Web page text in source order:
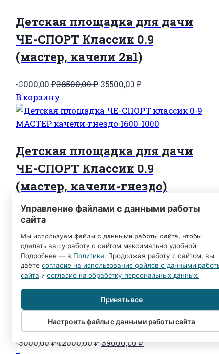
Детская площадка для дачи
ЧЕ-СПОРТ Классик 0.9
(мастер, качели 2в1)
-3000,00 ₽38500,00₽ Первоначальная
составляла
38500,00 ₽.
35500,00 ₽Текущая
35500,00 ₽.
В корзину
Детская площадка для дачи
ЧЕ-СПОРТ Классик 0.9
(мастер, качели-гнездо)
-7000,00₽59400,00₽Первоначальная
составляла
59400,00 ₽.
52400,00₽Текущая
52400,00 ₽.
Подробнее
Детская площадка для дачи
ЧЕ-СПОРТ Классик 0.9
(мастер, качели-гнездо 80см)
-3000,00 ₽42000,00₽ Первоначальная
39000,00 ₽
Управление файлами с данными работы
сайта
Мы используем файлы с данными работы сайта, чтобы
сделать вашу работу с сайтом максимально удобной.
Подробнее — в Политике. Продолжая работу с сайтом, вы
даёте согласие на использование файлов с данными
сайта и согласие на обработку персональных данных.
Принять все
Настроить файлы с данными работы сайта